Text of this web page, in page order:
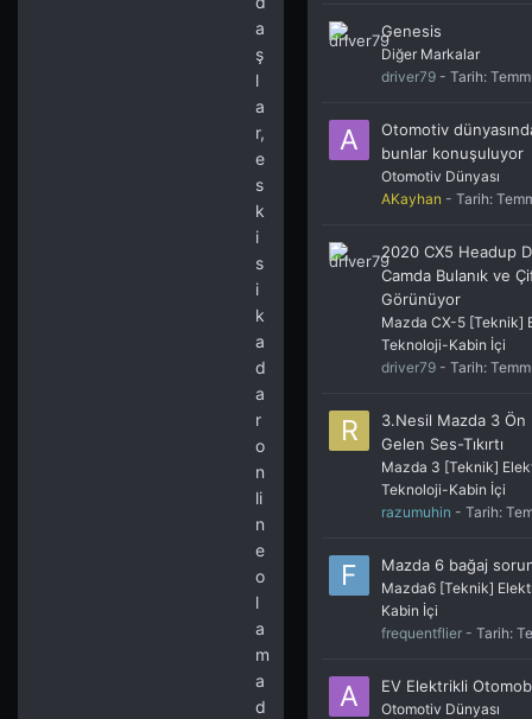
a
ş
l
a
r,
e
s
k
i
s
i
k
a
d
a
r
o
n
li
n
e
o
l
a
m
a
d
Genesis
Diğer Markalar
driver79 - Tarih:
Otomotiv
bunlar konuşuluyor
Otomotiv Dünyası
AKayhan - Tarih:
2020 CX5 Headup
Camda Bulanık ve
Görünüyor
Mazda CX-5 [Teknik]
Teknoloji-Kabin İçi
driver79 - Tarih:
3.Nesil Mazda 3 Ön
Gelen Ses-Tıkırtı
Mazda 3 [Teknik]
Teknoloji-Kabin İçi
razumuhin - Tarih:
Mazda 6 bağaj
Mazda6 [Teknik]
Kabin İçi
frequentflier - Tarih:
EV Elektrikli
Otomotiv Dünyası